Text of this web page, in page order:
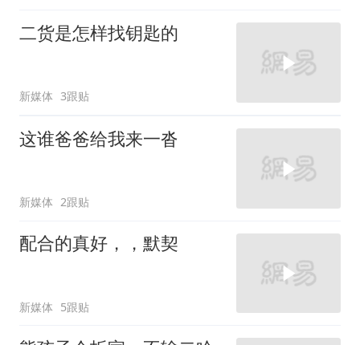
二货是怎样找钥匙的
新媒体 3跟贴
这谁爸爸给我来一沓
新媒体 2跟贴
配合的真好，，默契
新媒体 5跟贴